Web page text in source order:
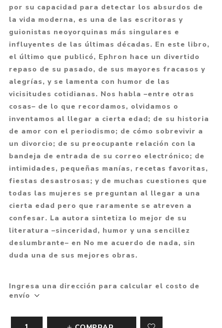
por su capacidad para detectar los absurdos de
la vida moderna, es una de las escritoras y
guionistas neoyorquinas más singulares e
influyentes de las últimas décadas. En este libro,
el último que publicó, Ephron hace un divertido
repaso de su pasado, de sus mayores fracasos y
alegrías, y se lamenta con humor de las
vicisitudes cotidianas. Nos habla –entre otras
cosas– de lo que recordamos, olvidamos o
inventamos al llegar a cierta edad; de su historia
de amor con el periodismo; de cómo sobrevivir a
un divorcio; de su preocupante relación con la
bandeja de entrada de su correo electrónico; de
intimidades, pequeñas manías, recetas favoritas,
fiestas desastrosas; y de muchas cuestiones que
todas las mujeres se preguntan al llegar a una
cierta edad pero que raramente se atreven a
confesar. La autora sintetiza lo mejor de su
literatura –sinceridad, humor y una sencillez
deslumbrante– en No me acuerdo de nada, sin
duda una de sus mejores obras.
Ingresa una dirección para calcular el costo de
envío